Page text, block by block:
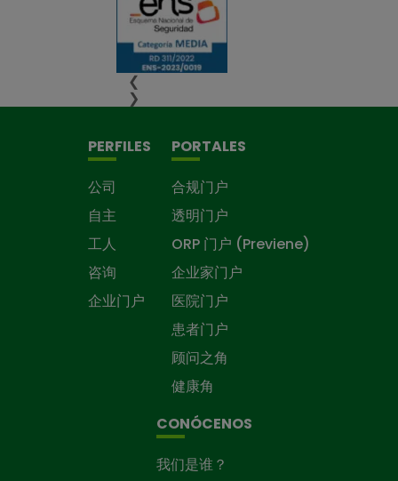
❮
❯
PERFILES
公司
自主
工人
咨询
企业门户
PORTALES
合规门户
透明门户
ORP 门户 (Previene)
企业家门户
医院门户
患者门户
顾问之角
健康角
CONÓCENOS
我们是谁？